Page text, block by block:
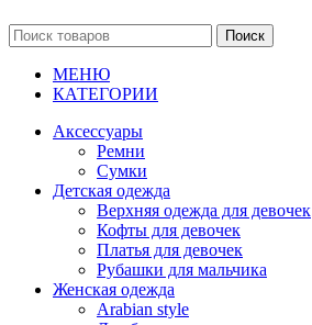
Поиск
МЕНЮ
КАТЕГОРИИ
Аксессуары
Ремни
Сумки
Детская одежда
Верхняя одежда для девочек
Кофты для девочек
Платья для девочек
Рубашки для мальчика
Женская одежда
Arabian style